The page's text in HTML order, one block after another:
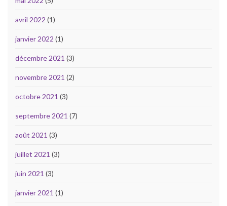
avril 2022 (1)
janvier 2022 (1)
décembre 2021 (3)
novembre 2021 (2)
octobre 2021 (3)
septembre 2021 (7)
août 2021 (3)
juillet 2021 (3)
juin 2021 (3)
janvier 2021 (1)